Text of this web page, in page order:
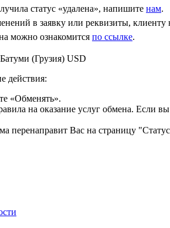
статус «удалена», напишите нам.
в заявку или реквизиты,
можно ознакомится по ссылке.
(Грузия) USD
действия:
«Обменять».
на оказание услуг обмена. Если
перенаправит Вас на страницу